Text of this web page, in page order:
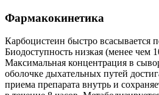
Фармакокинетика
Карбоцистеин быстро всасывается
Биодоступность низкая (менее чем
Максимальная концентрация в
оболочке дыхательных путей
приема препарата внутрь и